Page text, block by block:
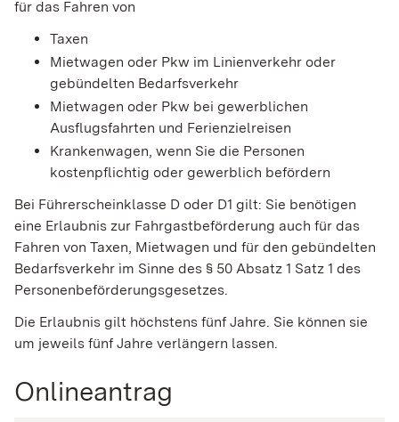
für das Fahren von
Taxen
Mietwagen oder Pkw im Linienverkehr oder
gebündelten Bedarfsverkehr
Mietwagen oder Pkw bei gewerblichen
Ausflugsfahrten und Ferienzielreisen
Krankenwagen, wenn Sie die Personen
kostenpflichtig oder gewerblich befördern
Bei Führerscheinklasse D oder D1 gilt: Sie benötigen
eine Erlaubnis zur Fahrgastbeförderung auch für das
Fahren von Taxen, Mietwagen und für den gebündelten
Bedarfsverkehr im Sinne des § 50 Absatz 1 Satz 1 des
Personenbeförderungsgesetzes.
Die Erlaubnis gilt höchstens fünf Jahre. Sie können sie
um jeweils fünf Jahre verlängern lassen.
Onlineantrag